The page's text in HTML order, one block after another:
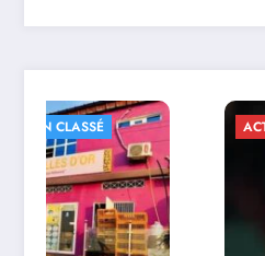
ACTU NON CLASSÉ SPORTS